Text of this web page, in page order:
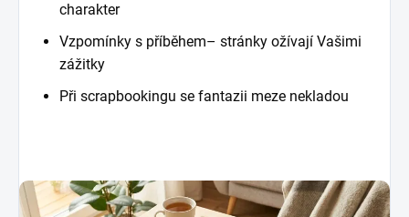
charakter
Vzpomínky s příběhem– stránky ožívají Vašimi
zážitky
Při scrapbookingu se fantazii meze nekladou